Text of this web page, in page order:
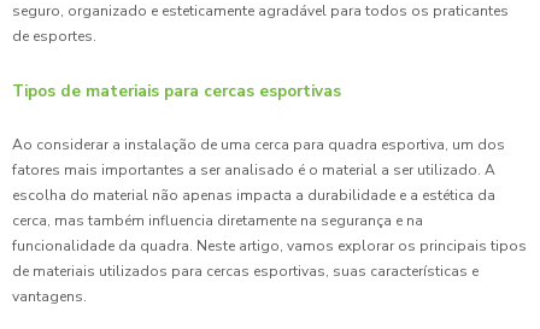
seguro, organizado e esteticamente agradável para todos os praticantes
de esportes.
Tipos de materiais para cercas esportivas
Ao considerar a instalação de uma cerca para quadra esportiva, um dos
fatores mais importantes a ser analisado é o material a ser utilizado. A
escolha do material não apenas impacta a durabilidade e a estética da
cerca, mas também influencia diretamente na segurança e na
funcionalidade da quadra. Neste artigo, vamos explorar os principais tipos
de materiais utilizados para cercas esportivas, suas características e
vantagens.